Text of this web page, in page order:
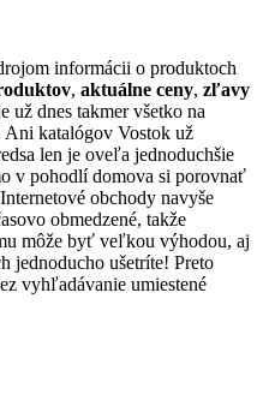
informácii o produktoch
, aktuálne ceny, zľavy
už dnes takmer všetko na
Ani katalógov Vostok už
len je oveľa jednoduchšie
v pohodlí domova si porovnať
obchody navyše
obmedzené, takže
môže byť veľkou výhodou, aj
jednoducho ušetríte! Preto
vyhľadávanie umiestené